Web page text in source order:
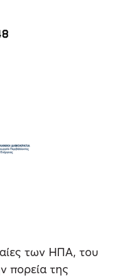
των ΗΠΑ, του
πορεία της